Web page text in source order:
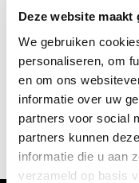
Deze website
We gebruiken
personaliseren, om
en om ons
informatie over uw
partners voor social
partners kunnen
informatie die u aan
verzameld op basis
Noord-Holland kent
zich elk op hun eigen
De meeste hebben
historie. Tezamen
kennis over de